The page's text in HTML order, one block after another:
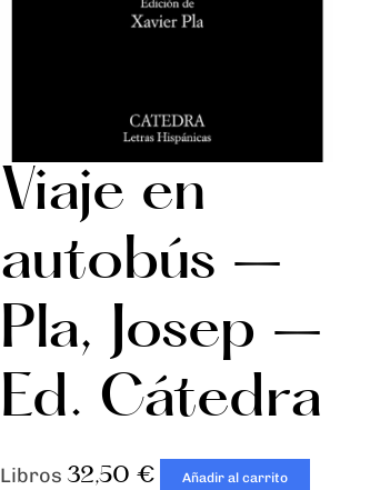
Viaje en
autobús –
Pla, Josep –
Ed. Cátedra
Libros 32,50 € Añadir al carrito